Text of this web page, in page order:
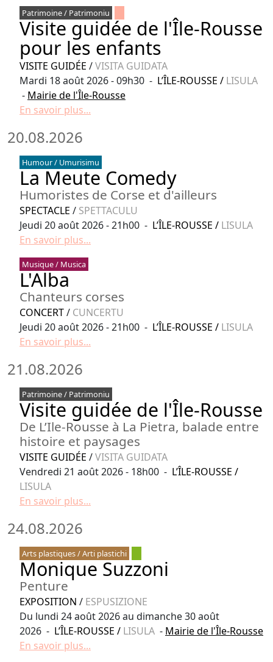
Patrimoine / Patrimoniu
Visite guidée de l'Île-Rousse
pour les enfants
VISITE GUIDÉE /VISITA GUIDATA
Mardi 18 août 2026 - 09h30 - L’ÎLE-ROUSSE / LISULA
- Mairie de l'Île-Rousse
En savoir plus...
20.08.2026
Humour / Umurisimu
La Meute Comedy
Humoristes de Corse et d'ailleurs
SPECTACLE / SPETTACULU
Jeudi 20 août 2026 - 21h00 - L’ÎLE-ROUSSE / LISULA
En savoir plus...
Musique / Musica
L'Alba
Chanteurs corses
CONCERT/ CUNCERTU
Jeudi 20 août 2026 - 21h00 - L’ÎLE-ROUSSE / LISULA
En savoir plus...
21.08.2026
Patrimoine / Patrimoniu
Visite guidée de l'Île-Rousse
De L’Ile-Rousse à La Pietra, balade entre
histoire et paysages
VISITE GUIDÉE /VISITA GUIDATA
Vendredi 21 août 2026 - 18h00 - L’ÎLE-ROUSSE /
LISULA
En savoir plus...
24.08.2026
Arts plastiques / Arti plastichi
Monique Suzzoni
Penture
EXPOSITION / ESPUSIZIONE
Du lundi 24 août 2026 au dimanche 30 août
2026 - L’ÎLE-ROUSSE / LISULA - Mairie de l'Île-Rousse
En savoir plus...